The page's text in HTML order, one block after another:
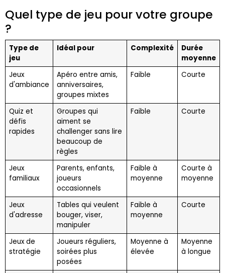
Quel type de jeu pour votre groupe
?
Type de
jeu
Idéal pour Complexité
Durée
moyenne
Jeux
d'ambiance
Apéro entre amis,
anniversaires,
groupes mixtes
Faible Courte
Quiz et
défis
rapides
Groupes qui
aiment se
challenger sans lire
beaucoup de
règles
Faible Courte
Jeux
familiaux
Parents, enfants,
joueurs
occasionnels
Faible à
moyenne
Courte à
moyenne
Jeux
d'adresse
Tables qui veulent
bouger, viser,
manipuler
Faible à
moyenne
Courte
Jeux de
stratégie
Joueurs réguliers,
soirées plus
posées
Moyenne à
élevée
Moyenne
à longue